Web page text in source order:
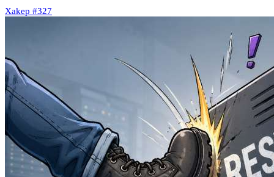
Xakep #327